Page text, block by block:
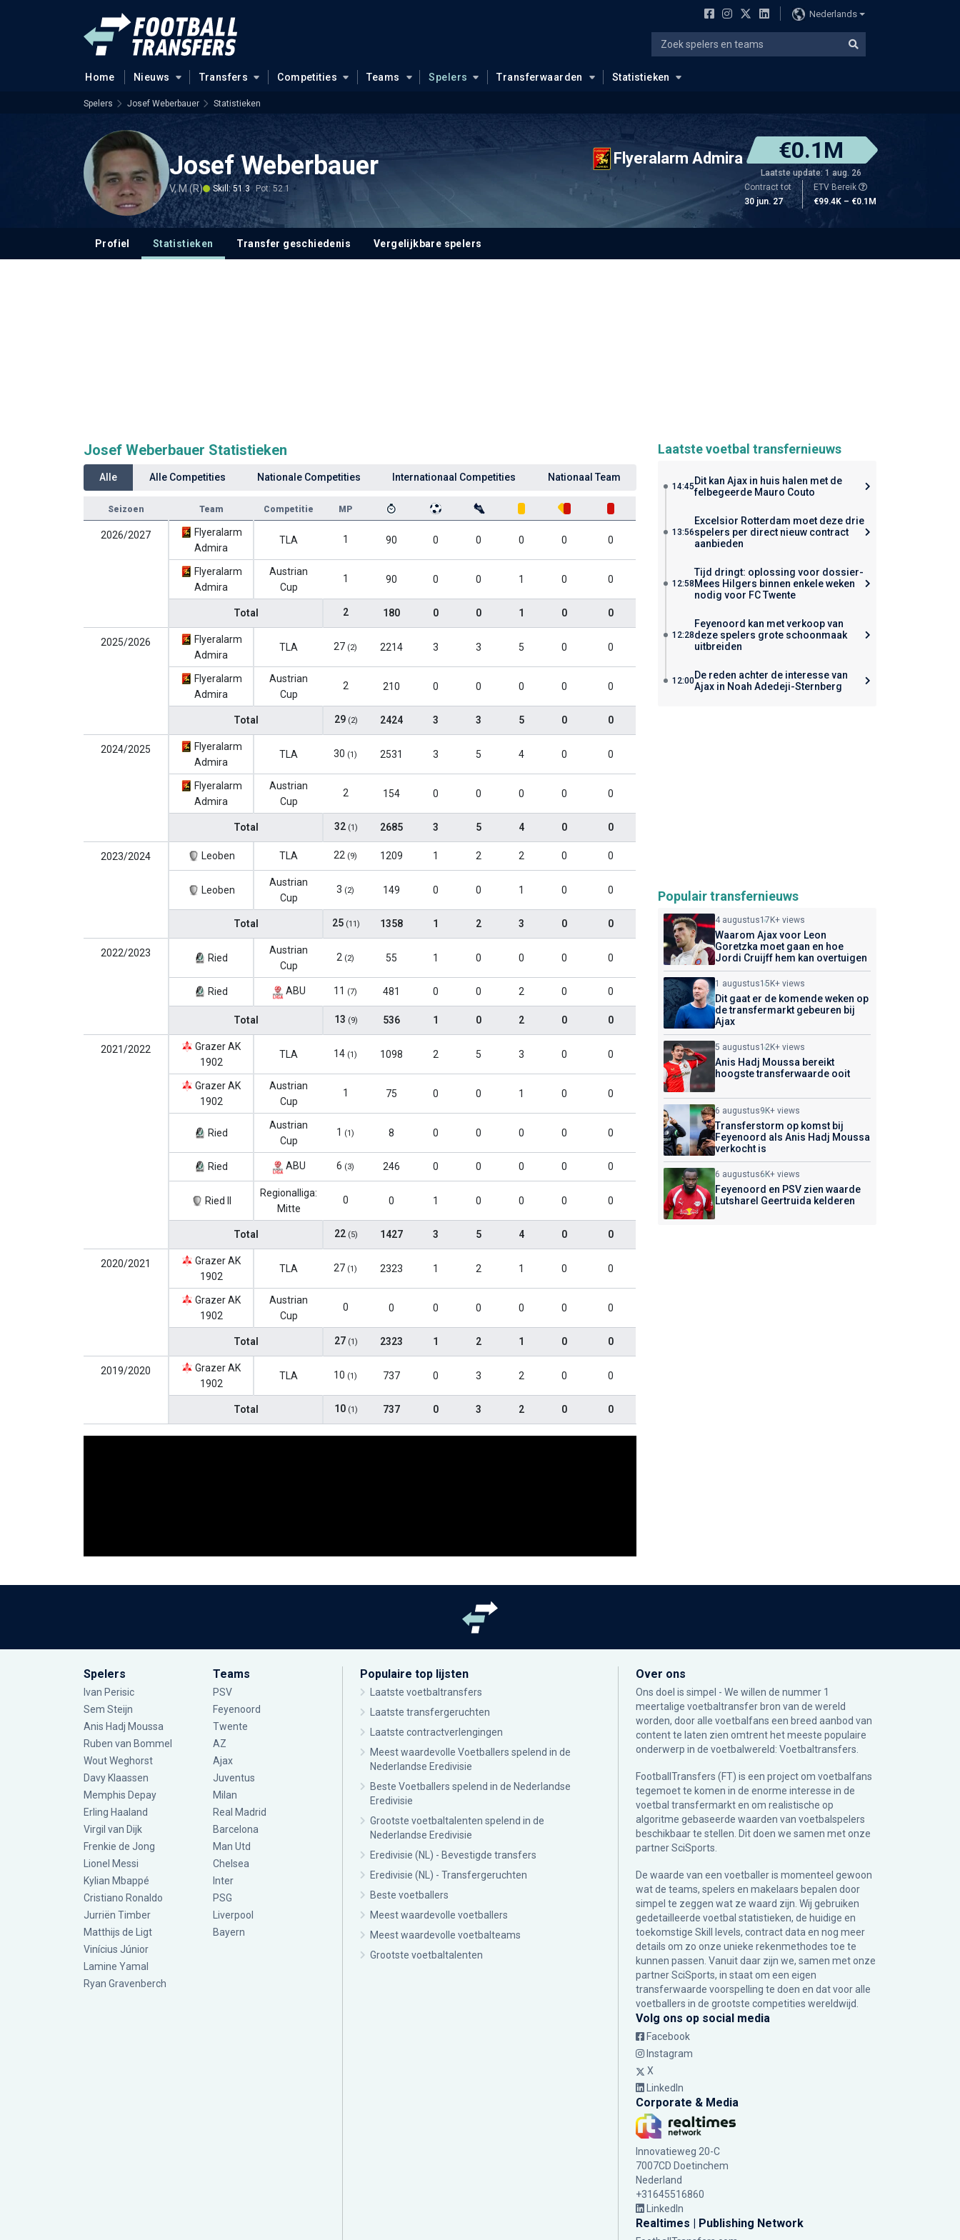
Nederlands
Home Nieuws Transfers Competities Teams Spelers Transferwaarden Statistieken
Spelers Josef Weberbauer Statistieken
Josef Weberbauer
V, M (R) Skill: 51.3 Pot: 52.1
Flyeralarm Admira €0.1M
Laatste update: 1 aug. 26
Contract tot
30 jun. 27
ETV Bereik
€99.4K – €0.1M
Profiel Statistieken Transfer geschiedenis Vergelijkbare spelers
Josef Weberbauer Statistieken
Alle Alle Competities Nationale Competities Internationaal Competities Nationaal Team
Seizoen Team Competitie MP
2026/2027
Flyeralarm
Admira
TLA 1 90 0 0 0 0 0
Flyeralarm
Admira
Austrian
Cup
1 90 0 0 1 0 0
Total 2 180 0 0 1 0 0
2025/2026
Flyeralarm
Admira
TLA 27 (2) 2214 3 3 5 0 0
Flyeralarm
Admira
Austrian
Cup
2 210 0 0 0 0 0
Total 29 (2) 2424 3 3 5 0 0
2024/2025
Flyeralarm
Admira
TLA 30 (1) 2531 3 5 4 0 0
Flyeralarm
Admira
Austrian
Cup
2 154 0 0 0 0 0
Total 32 (1) 2685 3 5 4 0 0
2023/2024 Leoben TLA 22 (9) 1209 1 2 2 0 0
Leoben
Austrian
Cup
3 (2) 149 0 0 1 0 0
Total 25 (11) 1358 1 2 3 0 0
2022/2023 Ried
Austrian
Cup
2 (2) 55 1 0 0 0 0
Ried ABU 11 (7) 481 0 0 2 0 0
Total 13 (9) 536 1 0 2 0 0
2021/2022
Grazer AK
1902
TLA 14 (1) 1098 2 5 3 0 0
Grazer AK
1902
Austrian
Cup
1 75 0 0 1 0 0
Ried
Austrian
Cup
1 (1) 8 0 0 0 0 0
Ried ABU 6 (3) 246 0 0 0 0 0
Ried II
Regionalliga:
Mitte
0 0 1 0 0 0 0
Total 22 (5) 1427 3 5 4 0 0
2020/2021
Grazer AK
1902
TLA 27 (1) 2323 1 2 1 0 0
Grazer AK
1902
Austrian
Cup
0 0 0 0 0 0 0
Total 27 (1) 2323 1 2 1 0 0
2019/2020
Grazer AK
1902
TLA 10 (1) 737 0 3 2 0 0
Total 10 (1) 737 0 3 2 0 0
Laatste voetbal transfernieuws
14:45 Dit kan Ajax in huis halen met de
felbegeerde Mauro Couto
13:56
Excelsior Rotterdam moet deze drie
spelers per direct nieuw contract
aanbieden
12:58
Tijd dringt: oplossing voor dossier-
Mees Hilgers binnen enkele weken
nodig voor FC Twente
12:28
Feyenoord kan met verkoop van
deze spelers grote schoonmaak
uitbreiden
12:00De reden achter de interesse van
Ajax in Noah Adedeji-Sternberg
Populair transfernieuws
4 augustus17K+ views
Waarom Ajax voor Leon
Goretzka moet gaan en hoe
Jordi Cruijff hem kan overtuigen
1 augustus15K+ views
Dit gaat er de komende weken op
de transfermarkt gebeuren bij
Ajax
5 augustus12K+ views
Anis Hadj Moussa bereikt
hoogste transferwaarde ooit
6 augustus9K+ views
Transferstorm op komst bij
Feyenoord als Anis Hadj Moussa
verkocht is
6 augustus6K+ views
Feyenoord en PSV zien waarde
Lutsharel Geertruida kelderen
Spelers
Ivan Perisic
Sem Steijn
Anis Hadj Moussa
Ruben van Bommel
Wout Weghorst
Davy Klaassen
Memphis Depay
Erling Haaland
Virgil van Dijk
Frenkie de Jong
Lionel Messi
Kylian Mbappé
Cristiano Ronaldo
Jurriën Timber
Matthijs de Ligt
Vinícius Júnior
Lamine Yamal
Ryan Gravenberch
Teams
PSV
Feyenoord
Twente
AZ
Ajax
Juventus
Milan
Real Madrid
Barcelona
Man Utd
Chelsea
Inter
PSG
Liverpool
Bayern
Populaire top lijsten
Laatste voetbaltransfers
Laatste transfergeruchten
Laatste contractverlengingen
Meest waardevolle Voetballers spelend in de
Nederlandse Eredivisie
Beste Voetballers spelend in de Nederlandse
Eredivisie
Grootste voetbaltalenten spelend in de
Nederlandse Eredivisie
Eredivisie (NL) - Bevestigde transfers
Eredivisie (NL) - Transfergeruchten
Beste voetballers
Meest waardevolle voetballers
Meest waardevolle voetbalteams
Grootste voetbaltalenten
Over ons
Ons doel is simpel - We willen de nummer 1
meertalige voetbaltransfer bron van de wereld
worden, door alle voetbalfans een breed aanbod van
content te laten zien omtrent het meeste populaire
onderwerp in de voetbalwereld: Voetbaltransfers.
FootballTransfers (FT) is een project om voetbalfans
tegemoet te komen in de enorme interesse in de
voetbal transfermarkt en om realistische op
algoritme gebaseerde waarden van voetbalspelers
beschikbaar te stellen. Dit doen we samen met onze
partnerSciSports
De waarde van een voetballer is momenteel gewoon
wat de teams, spelers en makelaars bepalen door
simpel te zeggen wat ze waard zijn. Wij gebruiken
gedetailleerde voetbal statistieken, de huidige en
toekomstige Skill levels, contract data en nog meer
details om zo onze unieke rekenmethodes toe te
kunnen passen. Vanuit daar zijn we, samen met onze
partner SciSports, in staat om een eigen
transferwaarde voorspelling te doen en dat voor alle
voetballers in de grootste competities wereldwijd.
Volg ons op social media
Facebook
Instagram
X
LinkedIn
Corporate & Media
Innovatieweg 20-C
7007CD Doetinchem
Nederland
+31645516860
LinkedIn
Realtimes | Publishing Network